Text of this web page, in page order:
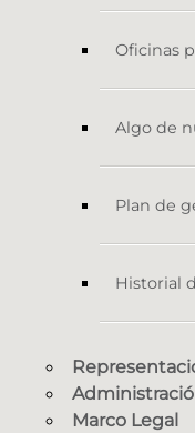
Oficinas
Algo de
Plan de
Historial
Marco Legal